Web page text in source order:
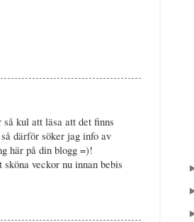
kul att läsa att det finns
därför söker jag info av
här på din blogg =)!
veckor nu innan bebis